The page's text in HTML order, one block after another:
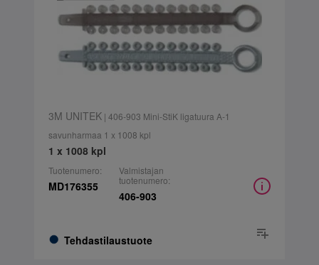
3M UNITEK| 406-903 Mini-StiK ligatuura A-1
savunharmaa 1 x 1008 kpl
1 x 1008 kpl
Tuotenumero:
MD176355
Tehdastilaustuote
Valmistajan
tuotenumero:
406-903